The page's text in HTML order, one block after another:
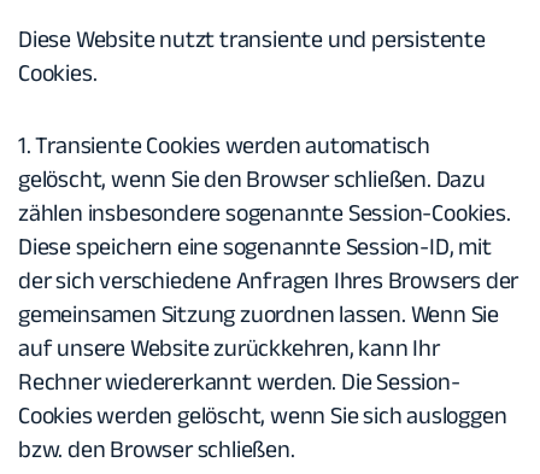
Diese Website nutzt transiente und persistente
Cookies.
1. Transiente Cookies werden automatisch
gelöscht, wenn Sie den Browser schließen. Dazu
zählen insbesondere sogenannte Session-Cookies.
Diese speichern eine sogenannte Session-ID, mit
der sich verschiedene Anfragen Ihres Browsers der
gemeinsamen Sitzung zuordnen lassen. Wenn Sie
auf unsere Website zurückkehren, kann Ihr
Rechner wiedererkannt werden. Die Session-
Cookies werden gelöscht, wenn Sie sich ausloggen
bzw. den Browser schließen.